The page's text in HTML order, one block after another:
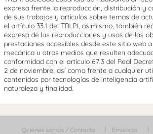
expresa frente la reproducción, distribución y
de sus trabajos y artículos sobre temas de
el artículo 33.1 del TRLPI, asimismo, también
expresa de las reproducciones y usos de las
prestaciones accesibles desde este sitio web
mecánica u otros medios que resulten
conformidad con el artículo 67.3 del Real
2 de noviembre, así como frente a cualquier
contenidos por tecnologías de inteligencia
naturaleza y finalidad.
Quiénes somos / Contacta Emisoras